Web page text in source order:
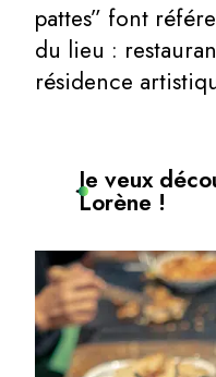
pattes” font
du lieu :
résidence
Je veux
Lorène !